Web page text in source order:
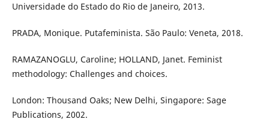
Universidade do Estado do Rio de Janeiro, 2013.
PRADA, Monique. Putafeminista. São Paulo: Veneta, 2018.
RAMAZANOGLU, Caroline; HOLLAND, Janet. Feminist
methodology: Challenges and choices.
London: Thousand Oaks; New Delhi, Singapore: Sage
Publications, 2002.